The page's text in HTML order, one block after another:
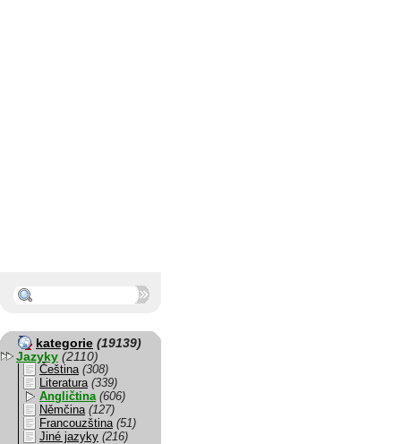
kategorie (19139)
Jazyky (2110)
Čeština (308)
Literatura (339)
Angličtina (606)
Němčina (127)
Francouzština (51)
Jiné jazyky (216)